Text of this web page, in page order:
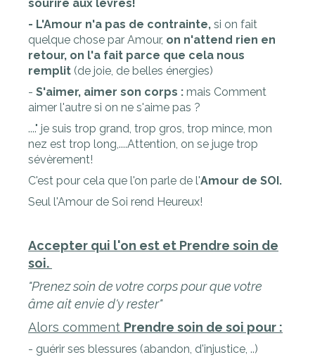
sourire aux lèvres!
- L'Amour n'a pas de contrainte, si on fait
quelque chose par Amour, on n'attend rien en
retour, on l'a fait parce que cela nous
remplit (de joie, de belles énergies)
- S'aimer, aimer son corps : mais Comment
aimer l'autre si on ne s'aime pas ?
...." je suis trop grand, trop gros, trop mince, mon
nez est trop long,....Attention, on se juge trop
sévèrement!
C'est pour cela que l'on parle de l'Amour de SOI.
Seul l'Amour de Soi rend Heureux!
Accepter qui l'on est et Prendre soin de
soi.
"Prenez soin de votre corps pour que votre
âme ait envie d'y rester"
Alors comment Prendre soin de soi pour :
- guérir ses blessures (abandon, d'injustice, ..)